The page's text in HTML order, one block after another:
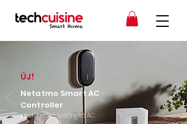
ÚJ!
Netatmo Smart AC
Controller
intelligens távirányító AC